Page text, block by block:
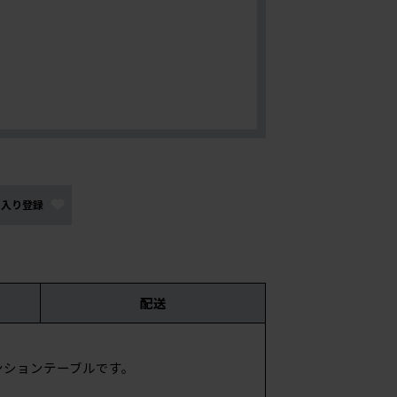
り登録
配送
ンテーブルです。